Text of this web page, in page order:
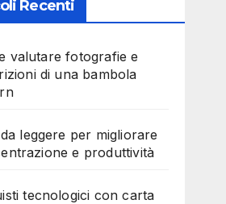
Recenti
valutare fotografie e
di una bambola
leggere per migliorare
e produttività
tecnologici con carta